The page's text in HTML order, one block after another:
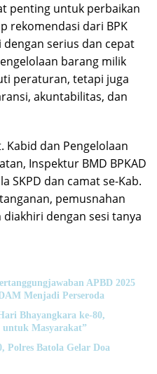
penting untuk perbaikan
rekomendasi dari BPK
serius dan cepat
barang milik
peraturan, tetapi juga
akuntabilitas, dan
dan Pengelolaan
Inspektur BMD BPKAD
SKPD dan camat se-Kab.
pemusnahan
dengan sesi tanya
APBD 2025
Menjadi Perseroda
Bhayangkara ke-80,
untuk Masyarakat”
Polres Batola Gelar Doa